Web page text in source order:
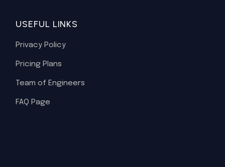
USEFUL LINKS
Privacy Policy
Pricing Plans
Team of Engineers
FAQ Page